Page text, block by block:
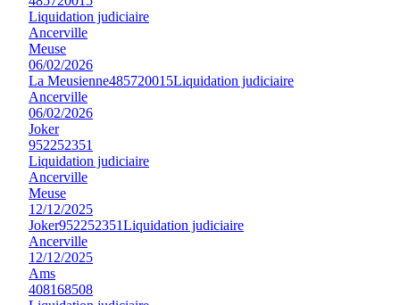
Liquidation judiciaire
Ancerville
Meuse
06/02/2026
La Meusienne485720015Liquidation judiciaire
Ancerville
06/02/2026
Joker
952252351
Liquidation judiciaire
Ancerville
Meuse
12/12/2025
Joker952252351Liquidation judiciaire
Ancerville
12/12/2025
Ams
408168508